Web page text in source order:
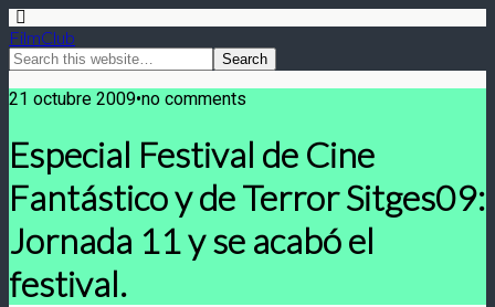
FilmClub
21 octubre 2009•no comments
Especial Festival de Cine
Fantástico y de Terror Sitges09:
Jornada 11 y se acabó el
festival.